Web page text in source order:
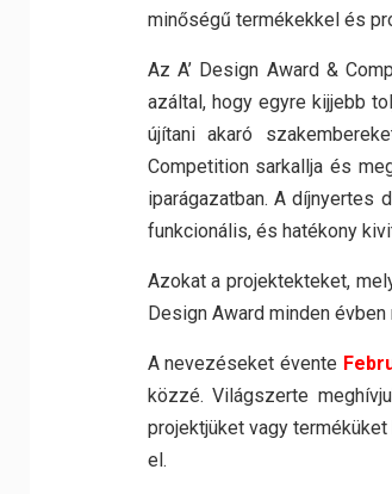
minőségű termékekkel és
Az A’ Design Award &
azáltal, hogy egyre kijjebb
újítani akaró
Competition sarkallja és
iparágazatban. A díjnyertes
funkcionális, és hatékony
Azokat a projektekteket,
Design Award minden évben
A nevezéseket évente
közzé. Világszerte
projektjüket vagy
el.